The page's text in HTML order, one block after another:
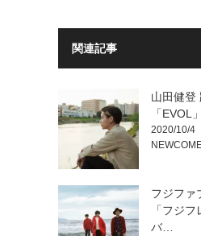
で
開
ま
(新
し
ウ
ド
ウ
で
開
き
ま
す)
関連記事
山田健登
「EVOL
2020/10/4
フジファ
「フジ
バ…